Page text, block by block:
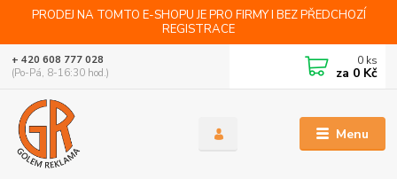
PRODEJ NA TOMTO E-SHOPU JE PRO FIRMY I BEZ PŘEDCHOZÍ
REGISTRACE
Menu
+ 420 608 777 028
(Po-Pá, 8-16:30 hod.)
0 ks
za 0 Kč